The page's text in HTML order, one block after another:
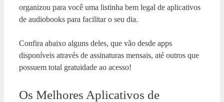
organizou para você uma listinha bem legal de aplicativos
de audiobooks para facilitar o seu dia.
Confira abaixo alguns deles, que vão desde apps
disponíveis através de assinaturas mensais, até outros que
possuem total gratuidade ao acesso!
Os Melhores Aplicativos de